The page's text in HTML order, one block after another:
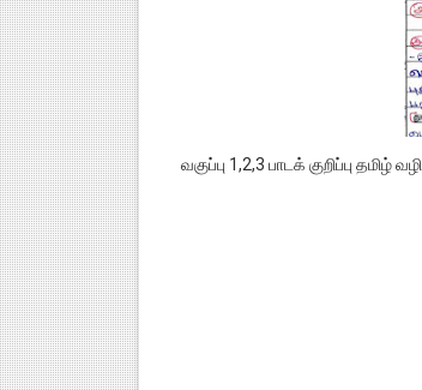
வகுப்பு 1,2,3 பாடக் குறிப்பு தமிழ் வழி